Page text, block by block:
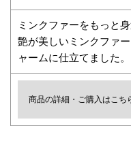
ミンクファーをもっと
艶が美しいミンクファ
ャームに仕立てました。
商品の詳細・ご購入はこち